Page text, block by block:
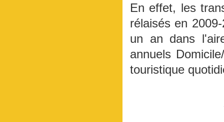
En effet, les
rélaisés en
un an dans
annuels
touristique